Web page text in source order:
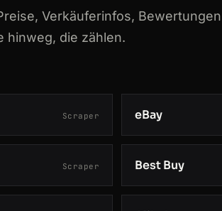
Verkäuferinfos,
hinweg, die zählen.
Scraper eBay
Scraper Best Buy